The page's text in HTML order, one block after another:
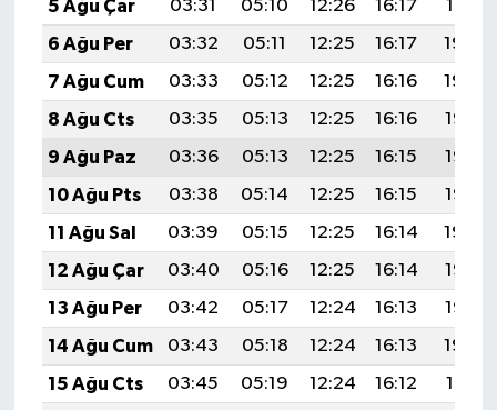
5 Ağu Çar
03:31 05:10 12:26 16:17
19:31
6 Ağu Per
03:32 05:11 12:25 16:17
19:30
7 Ağu Cum
03:33 05:12 12:25 16:16
19:29
8 Ağu Cts
03:35 05:13 12:25 16:16
19:28
9 Ağu Paz
03:36 05:13 12:25 16:15
19:27
10 Ağu Pts
03:38 05:14 12:25 16:15
19:25
11 Ağu Sal
03:39 05:15 12:25 16:14
19:24
12 Ağu Çar
03:40 05:16 12:25 16:14
19:23
13 Ağu Per
03:42 05:17 12:24 16:13
19:22
14 Ağu Cum
03:43 05:18 12:24 16:13
19:20
15 Ağu Cts
03:45 05:19 12:24 16:12
19:19